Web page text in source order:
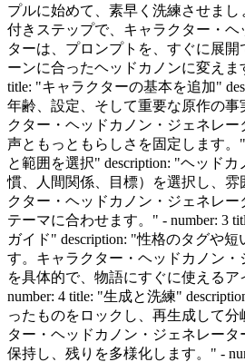
プルに始めて、素早く洗練させまし
付きステップで、キャラクター・
ターは、プロンプトを、すぐに展開
ーンに合ったヘッドカノンに変えま
title: "キャラクターの基本を追加"
年齢、設定、そして重要な原作の事
クター・ヘッドカノン・ジェネレ
声ともっともらしさを固定します。"
と範囲を選択" description: "ヘッド
慣、人間関係、目標）を選択し、雰
クター・ヘッドカノン・ジェネレ
テーマに合わせます。" - number: 3
ガイド" description: "性格のタグや
す。キャラクター・ヘッドカノン
を具体的で、物語にすぐに使える
number: 4 title: "生成と洗練"
ったものをロックし、再生成して
ター・ヘッドカノン・ジェネレー
保持し、残りを多様化します。" -